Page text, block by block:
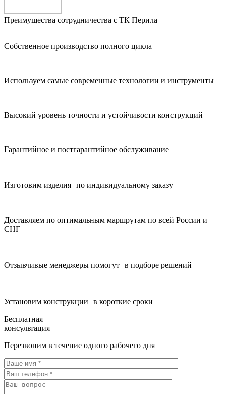
Преимущества сотрудничества с ТК Перила
Собственное производство полного цикла
Используем самые современные технологии и инструменты
Высокий уровень точности и устойчивости конструкций
Гарантийное и постгарантийное обслуживание
Изготовим изделия по индивидуальному заказу
Доставляем по оптимальным маршрутам по всей России и
СНГ
Отзывчивые менеджеры помогут в подборе решений
Установим конструкции в короткие сроки
Бесплатная
консультация
Перезвоним в течение одного рабочего дня